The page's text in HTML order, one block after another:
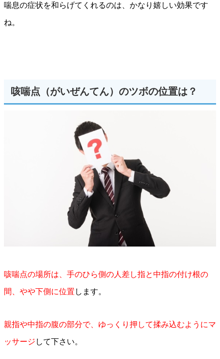
喘息の症状を和らげてくれるのは、かなり嬉しい効果です
ね。
咳喘点（がいぜんてん）のツボの位置は？
咳喘点の場所は、手のひら側の人差し指と中指の付け根の
間、やや下側に位置 します。
親指や中指の腹の部分で、ゆっくり押して揉み込むようにマ
ッサージ して下さい。